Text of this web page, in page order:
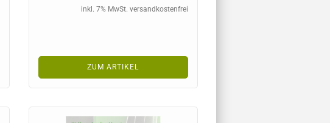
inkl. 7% MwSt. versandkostenfrei
ZUM ARTIKEL